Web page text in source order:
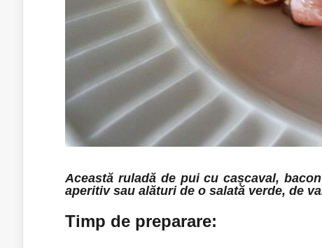
Această ruladă de pui cu cașcaval,
aperitiv sau alături de o salată verde, de
Timp de preparare: